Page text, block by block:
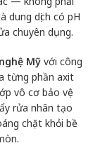
dung dịch có pH
chuyên dụng.
Mỹ với công
từng phần axit
vô cơ bảo vệ
rửa nhân tạo
chặt khỏi bề